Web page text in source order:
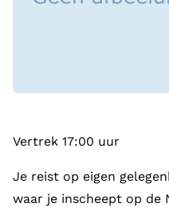
Vertrek 17:00 uur
Je reist op eigen
waar je inscheept op de